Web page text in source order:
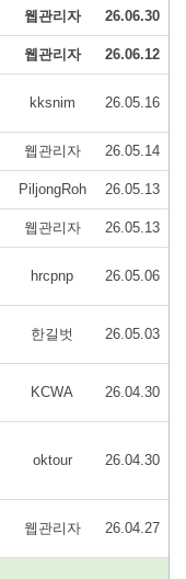
웹관리자 26.06.30
웹관리자 26.06.12
kksnim 26.05.16
웹관리자 26.05.14
PiljongRoh 26.05.13
웹관리자 26.05.13
hrcpnp 26.05.06
한길벗 26.05.03
KCWA 26.04.30
oktour 26.04.30
웹관리자 26.04.27